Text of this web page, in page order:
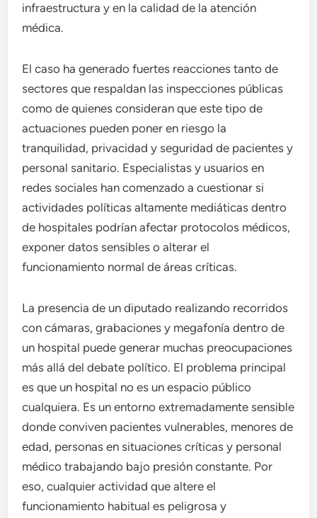
infraestructura y en la calidad de la atención
médica.
El caso ha generado fuertes reacciones tanto de
sectores que respaldan las inspecciones públicas
como de quienes consideran que este tipo de
actuaciones pueden poner en riesgo la
tranquilidad, privacidad y seguridad de pacientes y
personal sanitario. Especialistas y usuarios en
redes sociales han comenzado a cuestionar si
actividades políticas altamente mediáticas dentro
de hospitales podrían afectar protocolos médicos,
exponer datos sensibles o alterar el
funcionamiento normal de áreas críticas.
La presencia de un diputado realizando recorridos
con cámaras, grabaciones y megafonía dentro de
un hospital puede generar muchas preocupaciones
más allá del debate político. El problema principal
es que un hospital no es un espacio público
cualquiera. Es un entorno extremadamente sensible
donde conviven pacientes vulnerables, menores de
edad, personas en situaciones críticas y personal
médico trabajando bajo presión constante. Por
eso, cualquier actividad que altere el
funcionamiento habitual es peligrosa y